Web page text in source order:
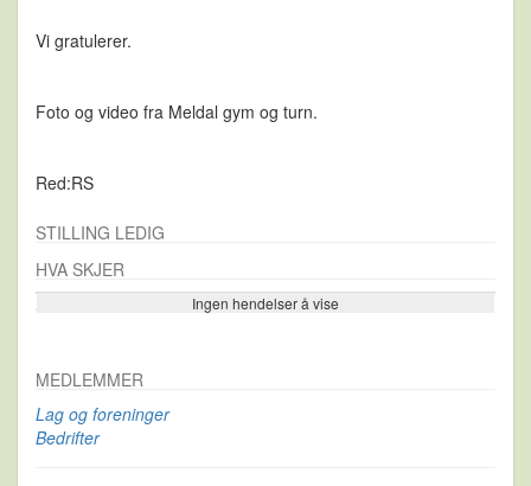
Vi gratulerer.
Foto og video fra Meldal gym og turn.
Red:RS
STILLING LEDIG
HVA SKJER
Ingen hendelser å vise
Se flere…
MEDLEMMER
Lag og foreninger
Bedrifter